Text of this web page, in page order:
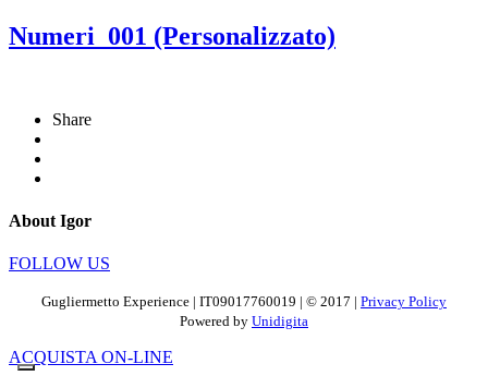
Numeri_001 (Personalizzato)
Share
About Igor
FOLLOW US
Gugliermetto Experience | IT09017760019 | © 2017 | Privacy Policy
Powered by Unidigita
ACQUISTA ON-LINE